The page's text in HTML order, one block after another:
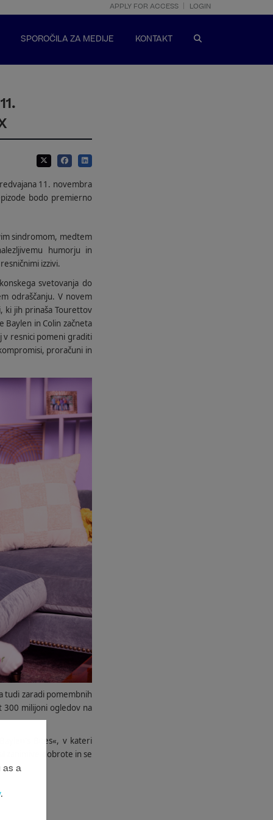
as a
.
APPLY FOR ACCESS LOGIN
SPOROČILA ZA MEDIJE KONTAKT
11. novembra
bodo premierno
sindromom, medtem
humorju in
izzivi.
svetovanja do
odraščanju. V novem
ki jih prinaša Tourettov
Baylen in Colin začneta
v resnici pomeni graditi
proračuni in
tudi zaradi pomembnih
300 milijoni ogledov na
Bites«, v kateri
zanimive dobrote in se